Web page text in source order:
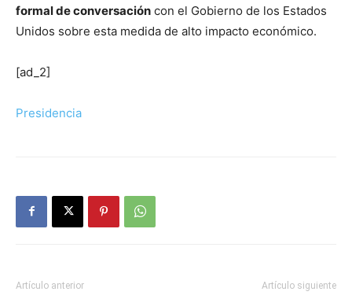
formal de conversación con el Gobierno de los Estados
Unidos sobre esta medida de alto impacto económico.
[ad_2]
Presidencia
Artículo anterior Artículo siguiente